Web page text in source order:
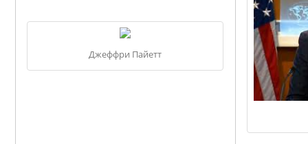
Джеффри Пайетт